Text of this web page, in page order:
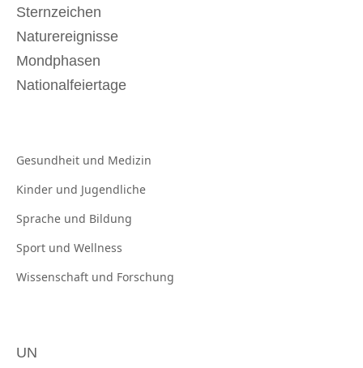
Sternzeichen
Naturereignisse
Mondphasen
Nationalfeiertage
Gesundheit und Medizin
Kinder und Jugendliche
Sprache und Bildung
Sport und Wellness
Wissenschaft und Forschung
UN